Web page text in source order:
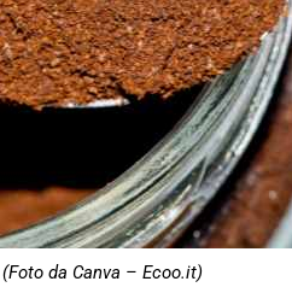
da Canva – Ecoo.it)